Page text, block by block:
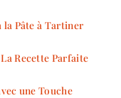
la Pâte à Tartiner
Recette Parfaite
une Touche